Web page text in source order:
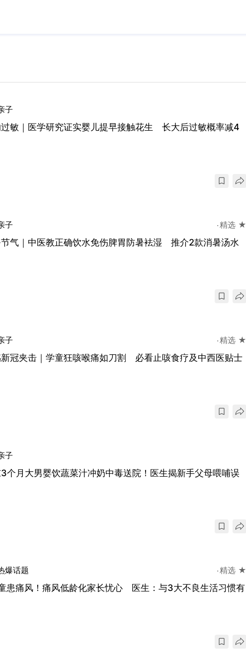
子
敏｜医学研究证实婴儿提早接触花生 长大后过敏概率减4
子 精选 ★
气｜中医教正确饮水免伤脾胃防暑袪湿 推介2款消暑汤水
子 精选 ★
冠夹击｜学童狂咳喉痛如刀割 必看止咳食疗及中西医贴士
子
个月大男婴饮蔬菜汁冲奶中毒送院！医生揭新手父母喂哺误
爆话题 精选 ★
患痛风！痛风低龄化家长忧心 医生：与3大不良生活习惯有